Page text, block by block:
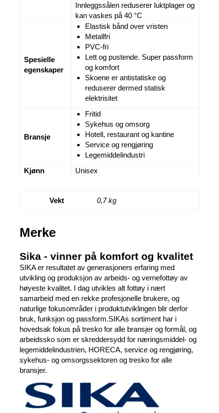
Innleggssålen reduserer luktplager og
kan vaskes på 40 °C
Spesielle
egenskaper
Elastisk bånd over vristen
Metallfri
PVC-fri
Lett og pustende. Super passform
og komfort
Skoene er antistatiske og
reduserer dermed statisk
elektrisitet
Bransje
Fritid
Sykehus og omsorg
Hotell, restaurant og kantine
Service og rengjøring
Legemiddelindustri
Kjønn
Unisex
Vekt 0,7 kg
Merke
Sika - vinner på komfort og kvalitet
SIKA er resultatet av generasjoners erfaring med
utvikling og produksjon av arbeids- og vernefottøy av
høyeste kvalitet. I dag utvikles alt fottøy i nært
samarbeid med en rekke profesjonelle brukere, og
naturlige fokusområder i produktutviklingen blir derfor
bruk, funksjon og passform.SIKAs sortiment har i
hovedsak fokus på tresko for alle bransjer og formål, og
arbeidssko som er skreddersydd for næringsmiddel- og
legemiddelindustrien, HORECA, service og rengjøring,
sykehus- og omsorgssektoren og tresko for alle
bransjer.